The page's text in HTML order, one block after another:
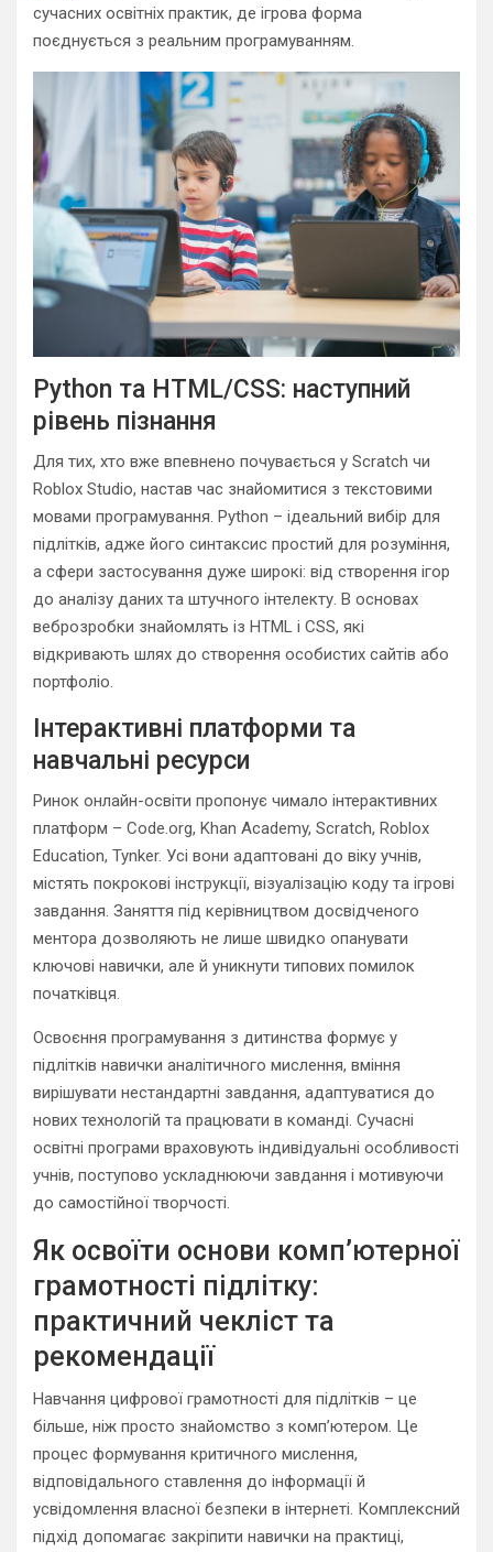
сучасних освітніх практик, де ігрова форма
поєднується з реальним програмуванням.
Python та HTML/CSS: наступний
рівень пізнання
Для тих, хто вже впевнено почувається у Scratch чи
Roblox Studio, настав час знайомитися з текстовими
мовами програмування. Python – ідеальний вибір для
підлітків, адже його синтаксис простий для розуміння,
а сфери застосування дуже широкі: від створення ігор
до аналізу даних та штучного інтелекту. В основах
веброзробки знайомлять із HTML і CSS, які
відкривають шлях до створення особистих сайтів або
портфоліо.
Інтерактивні платформи та
навчальні ресурси
Ринок онлайн-освіти пропонує чимало інтерактивних
платформ – Code.org, Khan Academy, Scratch, Roblox
Education, Tynker. Усі вони адаптовані до віку учнів,
містять покрокові інструкції, візуалізацію коду та ігрові
завдання. Заняття під керівництвом досвідченого
ментора дозволяють не лише швидко опанувати
ключові навички, але й уникнути типових помилок
початківця.
Освоєння програмування з дитинства формує у
підлітків навички аналітичного мислення, вміння
вирішувати нестандартні завдання, адаптуватися до
нових технологій та працювати в команді. Сучасні
освітні програми враховують індивідуальні особливості
учнів, поступово ускладнюючи завдання і мотивуючи
до самостійної творчості.
Як освоїти основи комп’ютерної
грамотності підлітку:
практичний чекліст та
рекомендації
Навчання цифрової грамотності для підлітків – це
більше, ніж просто знайомство з комп’ютером. Це
процес формування критичного мислення,
відповідального ставлення до інформації й
усвідомлення власної безпеки в інтернеті. Комплексний
підхід допомагає закріпити навички на практиці,